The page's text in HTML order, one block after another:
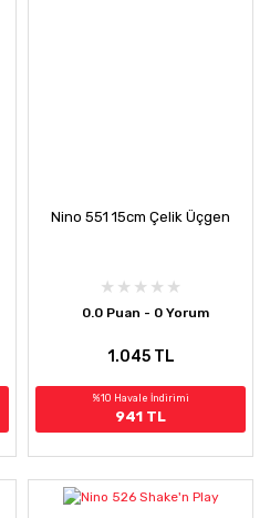
Nino 551 15cm Çelik Üçgen
0.0 Puan - 0 Yorum
1.045 TL
%10 Havale İndirimi
941 TL